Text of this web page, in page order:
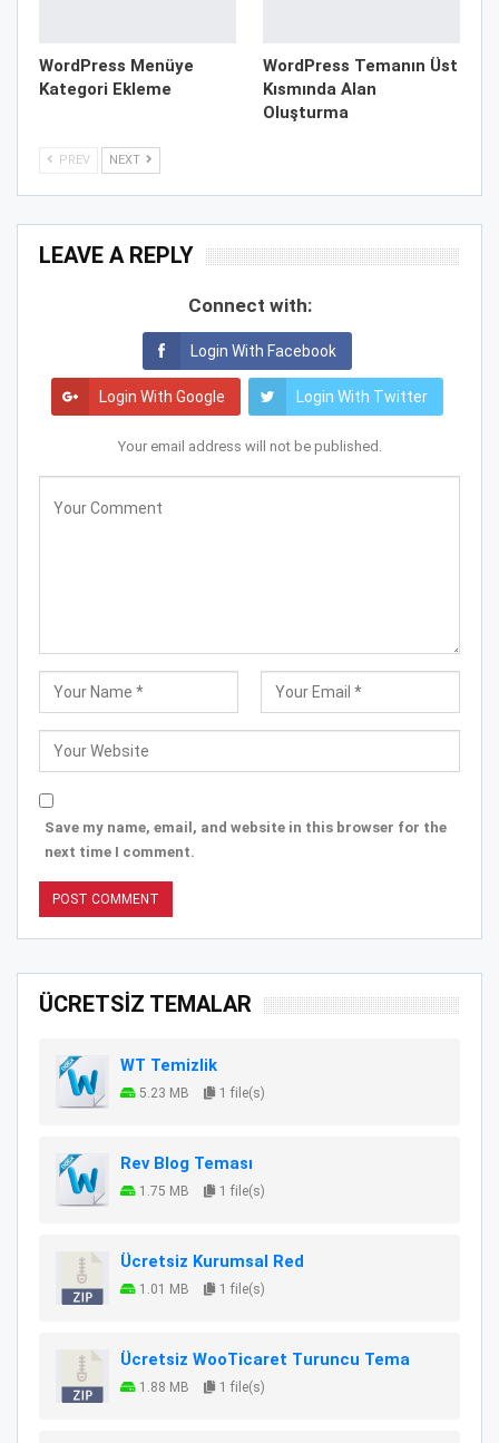
WordPress Menüye
Kategori Ekleme
WordPress Temanın Üst
Kısmında Alan
Oluşturma
PREV NEXT
LEAVE A REPLY
Connect with:
Login With Facebook
Login With Google Login With Twitter
Your email address will not be published.
Save my name, email, and website in this browser for the
next time I comment.
ÜCRETSİZ TEMALAR
WT Temizlik
5.23 MB 1 file(s)
Rev Blog Teması
1.75 MB 1 file(s)
Ücretsiz Kurumsal Red
1.01 MB 1 file(s)
Ücretsiz WooTicaret Turuncu Tema
1.88 MB 1 file(s)